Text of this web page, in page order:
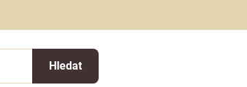
Hledat